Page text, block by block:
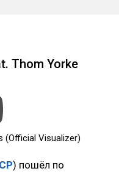
Thom Yorke
(Official Visualizer)
) пошёл по